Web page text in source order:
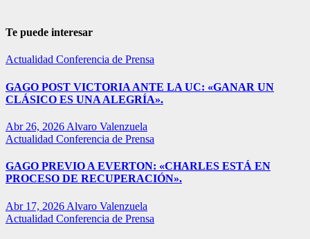
Te puede interesar
Actualidad Conferencia de Prensa
GAGO POST VICTORIA ANTE LA UC: «GANAR UN
CLÁSICO ES UNA ALEGRÍA».
Abr 26, 2026 Alvaro Valenzuela
Actualidad Conferencia de Prensa
GAGO PREVIO A EVERTON: «CHARLES ESTÁ EN
PROCESO DE RECUPERACIÓN».
Abr 17, 2026 Alvaro Valenzuela
Actualidad Conferencia de Prensa